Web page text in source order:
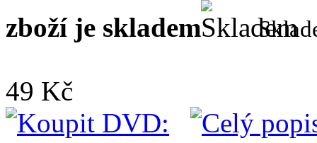
zboží je skladem
49 Kč